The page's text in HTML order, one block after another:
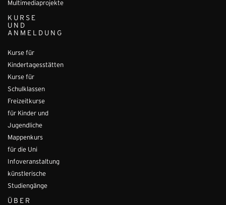
Multimediaprojekte
KURSE
UND
ANMELDUNG
Kurse für
Kindertagesstätten
Kurse für
Schulklassen
Freizeitkurse
für Kinder und
Jugendliche
Mappenkurs
für die Uni
Infoveranstaltung
künstlerische
Studiengänge
ÜBER